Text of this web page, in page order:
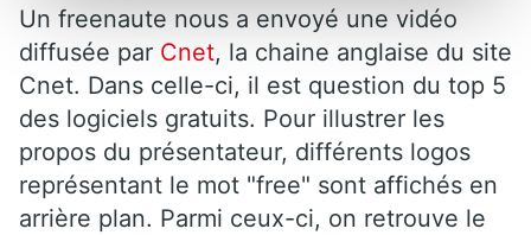
Un freenaute nous a envoyé une vidéo
diffusée par Cnet, la chaine anglaise du site
Cnet. Dans celle-ci, il est question du top 5
des logiciels gratuits. Pour illustrer les
propos du présentateur, différents logos
représentant le mot "free" sont affichés en
arrière plan. Parmi ceux-ci, on retrouve le